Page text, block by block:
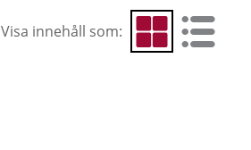
Visa innehåll som: Visa som rutnät
Visa som